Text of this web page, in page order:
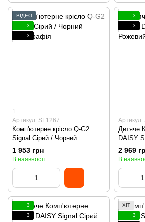
ВІДЕО
3
3
1
Артикул: SL1267
Комп'ютерне крісло Q-G2
Signal Сірий / Чорний
1 953 грн
В наявності
3
3
Артикул:
Дитяче
DAISY
2 969
В
3
3
ХІТ
3